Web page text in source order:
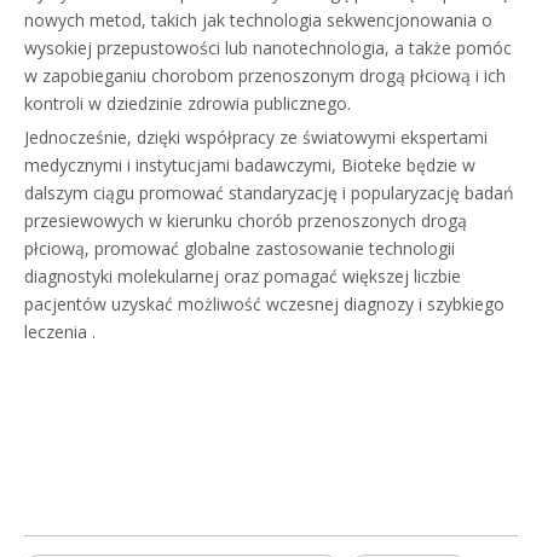
nowych metod, takich jak technologia sekwencjonowania o
wysokiej przepustowości lub nanotechnologia, a także pomóc
w zapobieganiu chorobom przenoszonym drogą płciową i ich
kontroli w dziedzinie zdrowia publicznego.
Jednocześnie, dzięki współpracy ze światowymi ekspertami
medycznymi i instytucjami badawczymi, Bioteke będzie w
dalszym ciągu promować standaryzację i popularyzację badań
przesiewowych w kierunku chorób przenoszonych drogą
płciową, promować globalne zastosowanie technologii
diagnostyki molekularnej oraz pomagać większej liczbie
pacjentów uzyskać możliwość wczesnej diagnozy i szybkiego
leczenia .